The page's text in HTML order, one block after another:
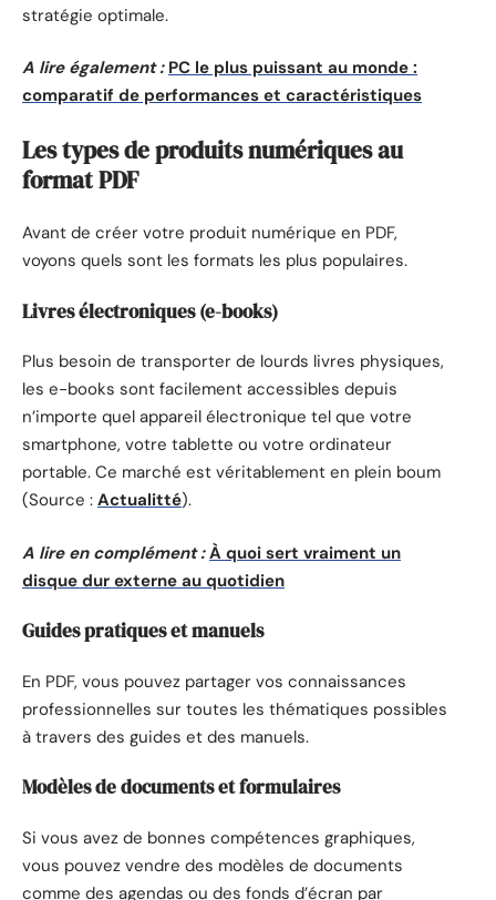
stratégie optimale.
A lire également : PC le plus puissant au monde :
comparatif de performances et caractéristiques
Les types de produits numériques au
format PDF
Avant de créer votre produit numérique en PDF,
voyons quels sont les formats les plus populaires.
Livres électroniques (e-books)
Plus besoin de transporter de lourds livres physiques,
les e-books sont facilement accessibles depuis
n’importe quel appareil électronique tel que votre
smartphone, votre tablette ou votre ordinateur
portable. Ce marché est véritablement en plein boum
(Source : Actualitté).
A lire en complément : À quoi sert vraiment un
disque dur externe au quotidien
Guides pratiques et manuels
En PDF, vous pouvez partager vos connaissances
professionnelles sur toutes les thématiques possibles
à travers des guides et des manuels.
Modèles de documents et formulaires
Si vous avez de bonnes compétences graphiques,
vous pouvez vendre des modèles de documents
comme des agendas ou des fonds d’écran par